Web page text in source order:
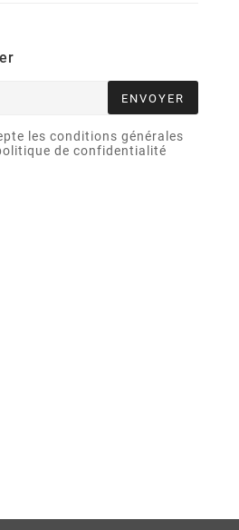
ENVOYER
les conditions générales
de confidentialité